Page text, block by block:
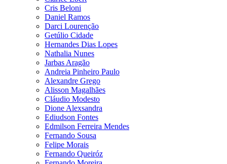
Cris Beloni
Daniel Ramos
Darci Lourenção
Getúlio Cidade
Hernandes Dias Lopes
Nathalia Nunes
Jarbas Aragão
Andreia Pinheiro Paulo
Alexandre Grego
Alisson Magalhães
Cláudio Modesto
Dione Alexsandra
Ediudson Fontes
Edmilson Ferreira Mendes
Fernando Sousa
Felipe Morais
Fernando Queiróz